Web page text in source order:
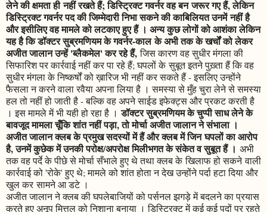
लेने की क्षमता ही नहीं रखते हैं; डिस्ट्रिक्ट गवर्नर वह बन जरूर गए हैं, लेकिन
डिस्ट्रिक्ट गवर्नर पद की जिम्मेदारी निभा सकने की काबिलियत उनमें नहीं है
और इसीलिए वह मामले को लटकाए हुए हैं । अन्य कुछ लोगों को आशंका लेकिन
यह है कि डॉक्टर सुब्रमणियम के गवर्नर-काल के अभी तक के खर्चों को लेकर
अजीत जालान उन्हें 'ब्लैकमेल' कर रहे हैं,जिस कारण वह सुधीर मंगला की
सिफारिश पर कार्रवाई नहीं कर पा रहे हैं; घपलों के सुबूत इतने पुख़्ता हैं कि वह
सुधीर मंगला के निष्कर्षों को ख़ारिज भी नहीं कर सकते हैं - इसलिए उन्होंने
फैसला न करने वाला रवैया अपना लिया है । समस्या से मुँह चुरा लेने से समस्या
हल तो नहीं हो जाती है - बल्कि वह अपने साईड इफेक्ट्स और प्रकट करती है
। इस मामले में भी यही हो रहा है ।डॉक्टर सुब्रमणियम के चुप्पी साध लेने के
बावजूद मामला चूँकि शांत नहीं पड़ा, तो मोर्चा अजीत जालान ने संभाला ।
अजीत जालान क्लब के प्रमुख सदस्यों में हैं और क्लब में जिन घपलों का आरोप
है, उनमें कुछेक में उनकी परोक्ष/अपरोक्ष मिलीभगत के संकेत व सुबूत हैं । अभी
तक वह पर्दे के पीछे से मोर्चा सँभाले हुए थे तथा क्लब के खिलाफ हो सकने वाली
कार्रवाई को 'रोके' हुए थे; मामले को शांत होता न देख उन्होंने पर्दा हटा दिया और
खुल कर सामने आ डटे ।
अजीत जालान ने क्लब की घपलेबाजियों को पर्सनल झगड़े में बदलने का प्रयास
करते हुए अनूप मित्तल को निशाना बनाया । डिस्ट्रिक्ट में कई कई पदों पर रहते